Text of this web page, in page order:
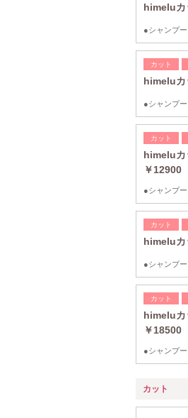
himeluカ
●シャンプ
カット
himeluカ
●シャンプ
カット
himeluカ
￥12900
●シャンプ
カット
himeluカ
●シャンプ
カット
himeluカ
￥18500
●シャンプ
カット